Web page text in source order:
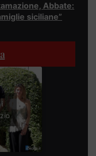
Abbate:
siciliane”